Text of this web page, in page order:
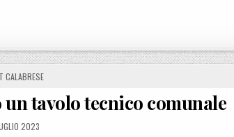
CALABRESE
tavolo tecnico comunale
ON2023